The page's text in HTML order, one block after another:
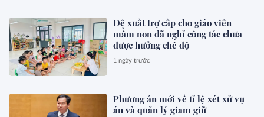
Đề xuất trợ cấp cho giáo viên
mầm non đã nghỉ công tác chưa
được hưởng chế độ
1 ngày trước
Phương án mới về tỉ lệ xét xử vụ
án và quản lý giam giữ